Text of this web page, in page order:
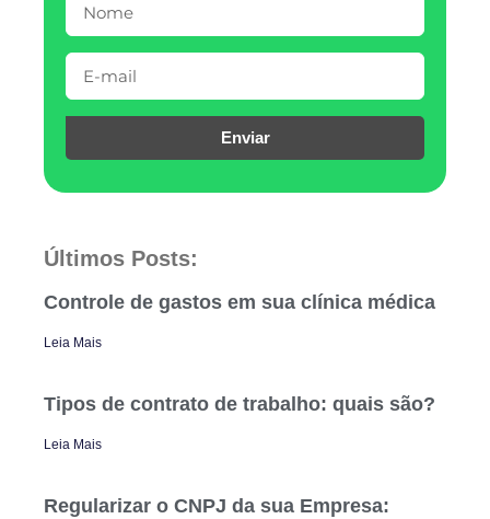
Enviar
Últimos Posts:
Controle de gastos em sua clínica médica
Leia Mais
Tipos de contrato de trabalho: quais são?
Leia Mais
Regularizar o CNPJ da sua Empresa: